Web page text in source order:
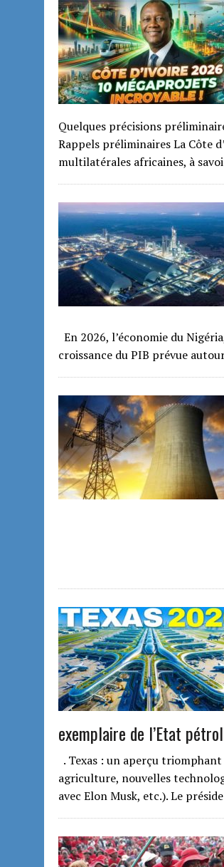
Quelques précisions
Rappels préliminaires La Côte
multilatérales africaines, à
En 2026, l’économie du
croissance du PIB prévue
exemplaire de l’Etat
. Texas : un aperçu
agriculture, nouvelles
avec Elon Musk, etc.). Le